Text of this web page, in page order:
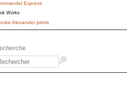
Express
Works
Alexander prints